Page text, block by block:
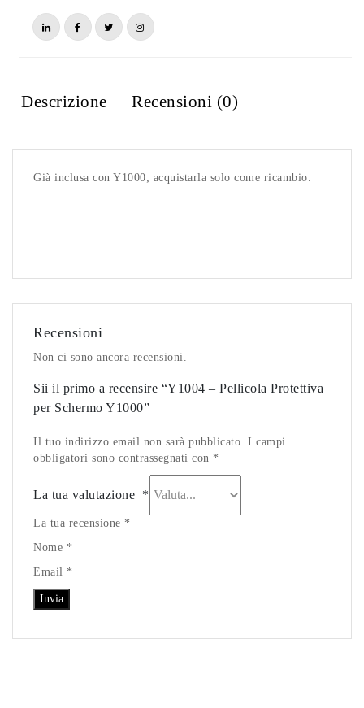
Descrizione Recensioni (0)
Già inclusa con Y1000; acquistarla solo come ricambio.
Recensioni
Non ci sono ancora recensioni.
Sii il primo a recensire “Y1004 – Pellicola Protettiva
per Schermo Y1000”
Il tuo indirizzo email non sarà pubblicato. I campi
obbligatori sono contrassegnati con *
La tua valutazione *
La tua recensione *
Nome *
Email *